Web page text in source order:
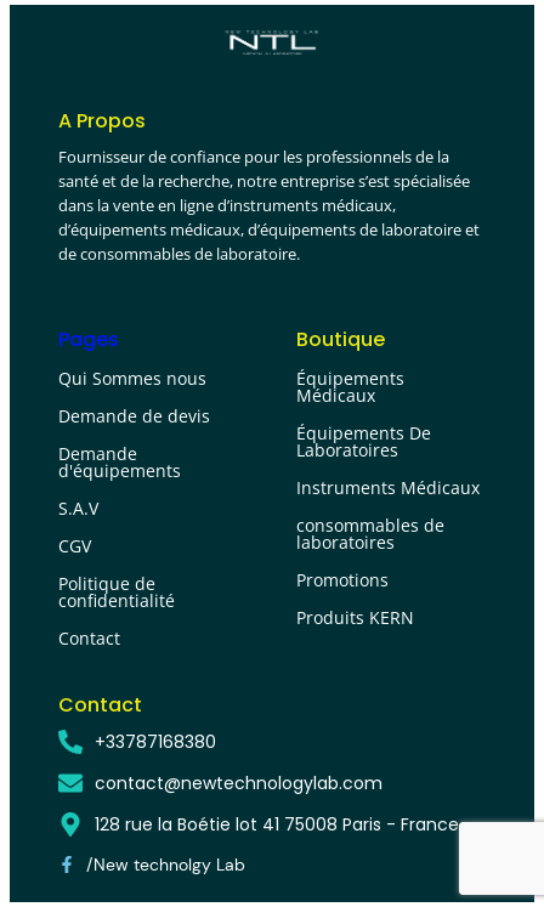
A Propos
Fournisseur de confiance pour les professionnels de la
santé et de la recherche, notre entreprise s’est spécialisée
dans la vente en ligne d’instruments médicaux,
d’équipements médicaux, d’équipements de laboratoire et
de consommables de laboratoire.
Pages
Qui Sommes nous
Demande de devis
Demande
d'équipements
S.A.V
CGV
Politique de
confidentialité
Contact
Boutique
Équipements
Médicaux
Équipements De
Laboratoires
Instruments Médicaux
consommables de
laboratoires
Promotions
Produits KERN
Contact
+33787168380
contact@newtechnologylab.com
128 rue la Boétie lot 41 75008 Paris - France
/New technolgy Lab